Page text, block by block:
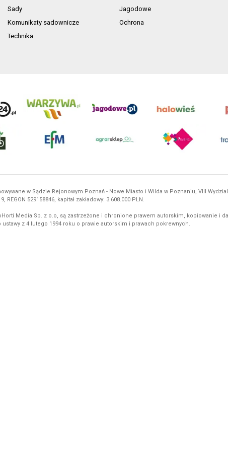
Sady
Jagodowe
Komunikaty sadownicze
Ochrona
Technika
w Sądzie Rejonowym Poznań - Nowe Miasto i Wilda w Poznaniu, VIII
REGON 529158846, kapitał zakładowy: 3.608.000 PLN.
Media Sp. z o.o, są zastrzeżone i chronione prawem autorskim, kopiowanie i
ustawy z 4 lutego 1994 roku o prawie autorskim i prawach pokrewnych.